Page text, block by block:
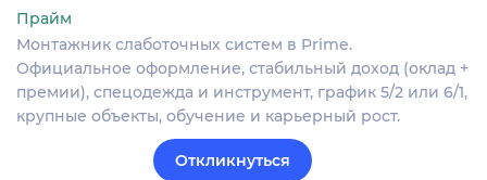
Прайм
Монтажник слаботочных систем в Prime.
Официальное оформление, стабильный доход (оклад +
премии), спецодежда и инструмент, график 5/2 или 6/1,
крупные объекты, обучение и карьерный рост.
Откликнуться